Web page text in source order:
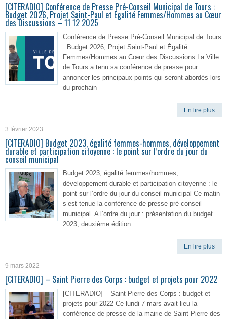
[CITERADIO] Conférence de Presse Pré-Conseil Municipal de Tours :
Budget 2026, Projet Saint-Paul et Égalité Femmes/Hommes au Cœur
des Discussions – 11 12 2025
Conférence de Presse Pré-Conseil Municipal de Tours
: Budget 2026, Projet Saint-Paul et Égalité
Femmes/Hommes au Cœur des Discussions La Ville
de Tours a tenu sa conférence de presse pour
annoncer les principaux points qui seront abordés lors
du prochain
En lire plus
3 février 2023
[CITERADIO] Budget 2023, égalité femmes-hommes, développement
durable et participation citoyenne : le point sur l’ordre du jour du
conseil municipal
Budget 2023, égalité femmes/hommes,
développement durable et participation citoyenne : le
point sur l’ordre du jour du conseil municipal Ce matin
s’est tenue la conférence de presse pré-conseil
municipal. A l’ordre du jour : présentation du budget
2023, deuxième édition
En lire plus
9 mars 2022
[CITERADIO] – Saint Pierre des Corps : budget et projets pour 2022
[CITERADIO] – Saint Pierre des Corps : budget et
projets pour 2022 Ce lundi 7 mars avait lieu la
conférence de presse de la mairie de Saint Pierre des